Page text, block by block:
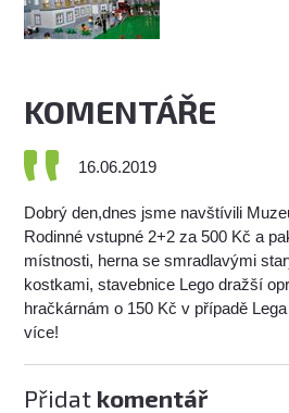
KOMENTÁŘE
16.06.2019
Dobrý den,dnes jsme navštívili
Rodinné vstupné 2+2 za 500 Kč a
místnosti, herna se smradlavými
kostkami, stavebnice Lego dražší
hračkárnám o 150 Kč v případě
více!
Přidat komentář